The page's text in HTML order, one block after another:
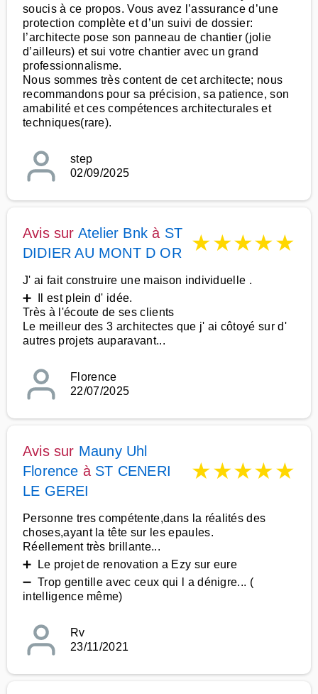
soucis à ce propos. Vous avez l’assurance d’une
protection complète et d’un suivi de dossier:
l’architecte pose son panneau de chantier (jolie
d’ailleurs) et sui votre chantier avec un grand
professionnalisme.
Nous sommes très content de cet architecte; nous
recommandons pour sa précision, sa patience, son
amabilité et ces compétences architecturales et
techniques(rare).
step
02/09/2025
Avis sur Atelier Bnk à ST
DIDIER AU MONT D OR
★★★★★
J' ai fait construire une maison individuelle .
➕ Il est plein d' idée.
Très à l'écoute de ses clients
Le meilleur des 3 architectes que j' ai côtoyé sur d'
autres projets auparavant...
Florence
22/07/2025
Avis sur Mauny Uhl
Florence à ST CENERI
LE GEREI
★★★★★
Personne tres compétente,dans la réalités des
choses,ayant la tête sur les epaules.
Réellement très brillante...
➕ Le projet de renovation a Ezy sur eure
➖ Trop gentille avec ceux qui l a dénigre... (
intelligence même)
Rv
23/11/2021